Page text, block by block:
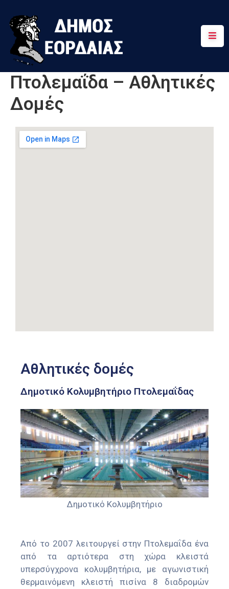
Αρχική
Πτολεμαΐδα
Κοινότητες
Τουρισμός
Διαδρομές
Πτολεμαΐδα – Αθλητικές
Δομές
Αθλητικές δομές
Δημοτικό Κολυμβητήριο Πτολεμαΐδας
Δημοτικό Κολυμβητήριο
Από το 2007 λειτουργεί στην Πτολεμαΐδα ένα
από τα αρτιότερα στη χώρα κλειστά
υπερσύγχρονα κολυμβητήρια, με αγωνιστική
θερμαινόμενη κλειστή πισίνα 8 διαδρομών